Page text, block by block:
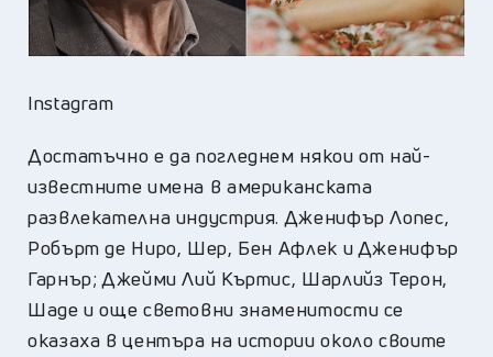
Instagram
Достатъчно е да погледнем някои от най-
известните имена в американската
развлекателна индустрия. Дженифър Лопес,
Робърт де Ниро, Шер, Бен Афлек и Дженифър
Гарнър; Джейми Лий Къртис, Шарлийз Терон,
Шаде и още световни знаменитости се
оказаха в центъра на истории около своите